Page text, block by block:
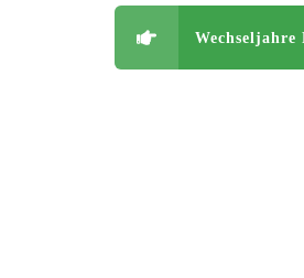
Wechseljahre